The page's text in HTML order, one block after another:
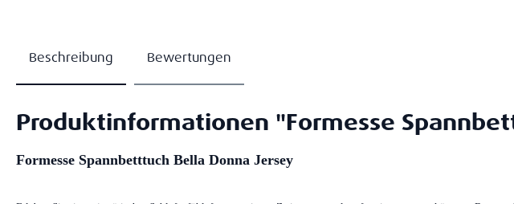
Beschreibung Bewertungen
Produktinformationen "Formesse
Formesse Spannbetttuch Bella Donna Jersey